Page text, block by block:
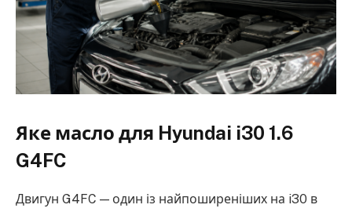
Яке масло для Hyundai i30 1.6
G4FC
Двигун G4FC — один із найпоширеніших на i30 в